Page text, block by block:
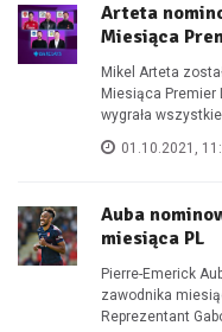
Arteta
Miesiąca
Mikel Arteta
Miesiąca Premier
wygrała
01.10.2021,
Auba
miesiąca PL
Pierre-Emerick
zawodnika
Reprezentant